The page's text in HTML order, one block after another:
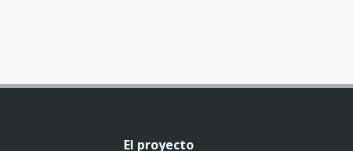
El proyecto